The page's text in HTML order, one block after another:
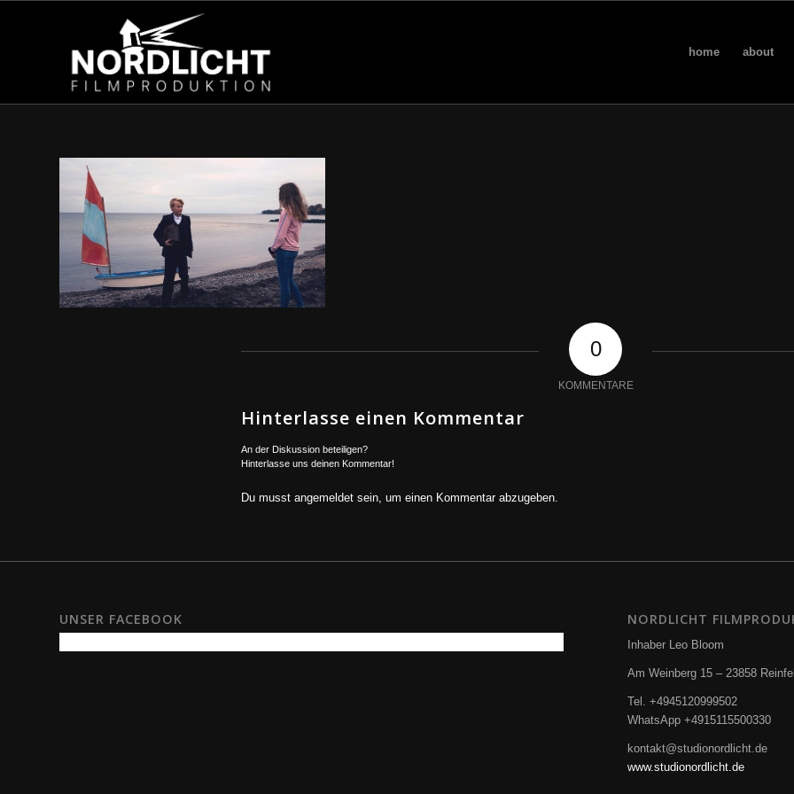
home about
0
KOMMENTARE
Hinterlasse einen Kommentar
An der Diskussion beteiligen?
Hinterlasse uns deinen Kommentar!
Du musst angemeldet sein, um einen Kommentar abzugeben.
UNSER FACEBOOK NORDLICHT
Inhaber Leo Bloom
Am Weinberg 15 – 23858
Tel. +4945120999502
WhatsApp +4915115500330
kontakt@studionordlicht.de
www.studionordlicht.de